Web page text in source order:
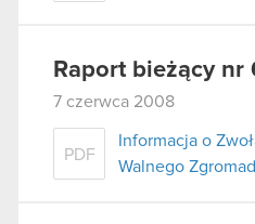
Raport bieżący
7 czerwca 2008
PDF
Informacja o
Walnego